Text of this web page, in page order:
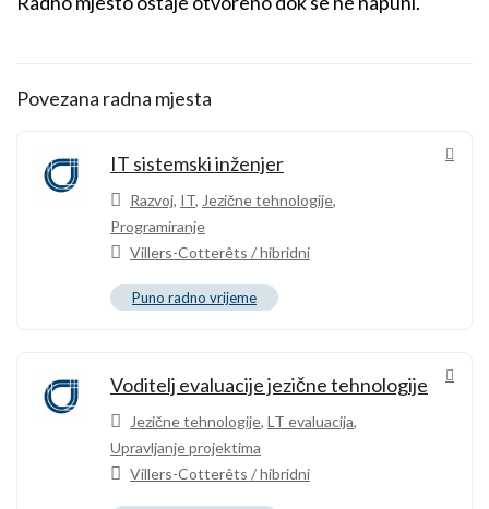
Povezana radna mjesta
IT sistemski inženjer
Razvoj, IT, Jezične tehnologije,
Programiranje
Villers-Cotterêts / hibridni
Puno radno vrijeme
Voditelj evaluacije jezične tehnologije
Jezične tehnologije, LT evaluacija,
Upravljanje projektima
Villers-Cotterêts / hibridni